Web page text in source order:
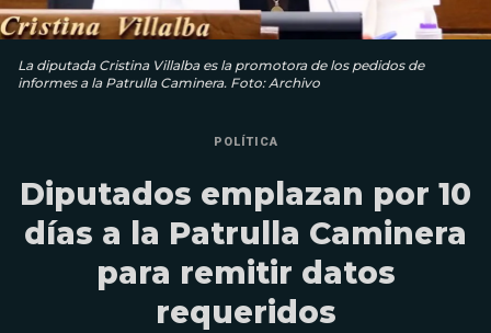
La diputada Cristina Villalba es la promotora de los pedidos de
informes a la Patrulla Caminera. Foto: Archivo
POLÍTICA
Diputados emplazan por 10
días a la Patrulla Caminera
para remitir datos
requeridos